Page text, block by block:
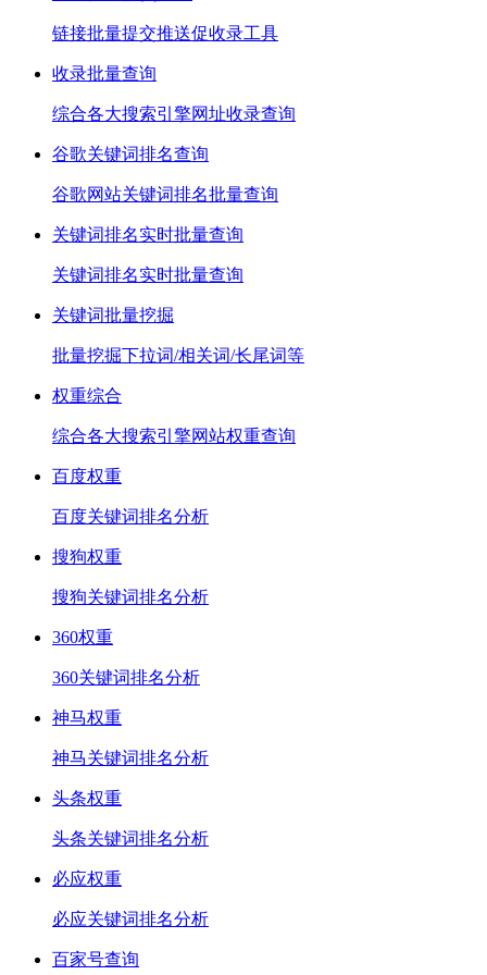
链接批量提交推送促收录工具
收录批量查询
综合各大搜索引擎网址收录查询
谷歌关键词排名查询
谷歌网站关键词排名批量查询
关键词排名实时批量查询
关键词排名实时批量查询
关键词批量挖掘
批量挖掘下拉词/相关词/长尾词等
权重综合
综合各大搜索引擎网站权重查询
百度权重
百度关键词排名分析
搜狗权重
搜狗关键词排名分析
360权重
360关键词排名分析
神马权重
神马关键词排名分析
头条权重
头条关键词排名分析
必应权重
必应关键词排名分析
百家号查询